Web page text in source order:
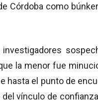
Córdoba como
la menor fue
hasta el punto de
vínculo de